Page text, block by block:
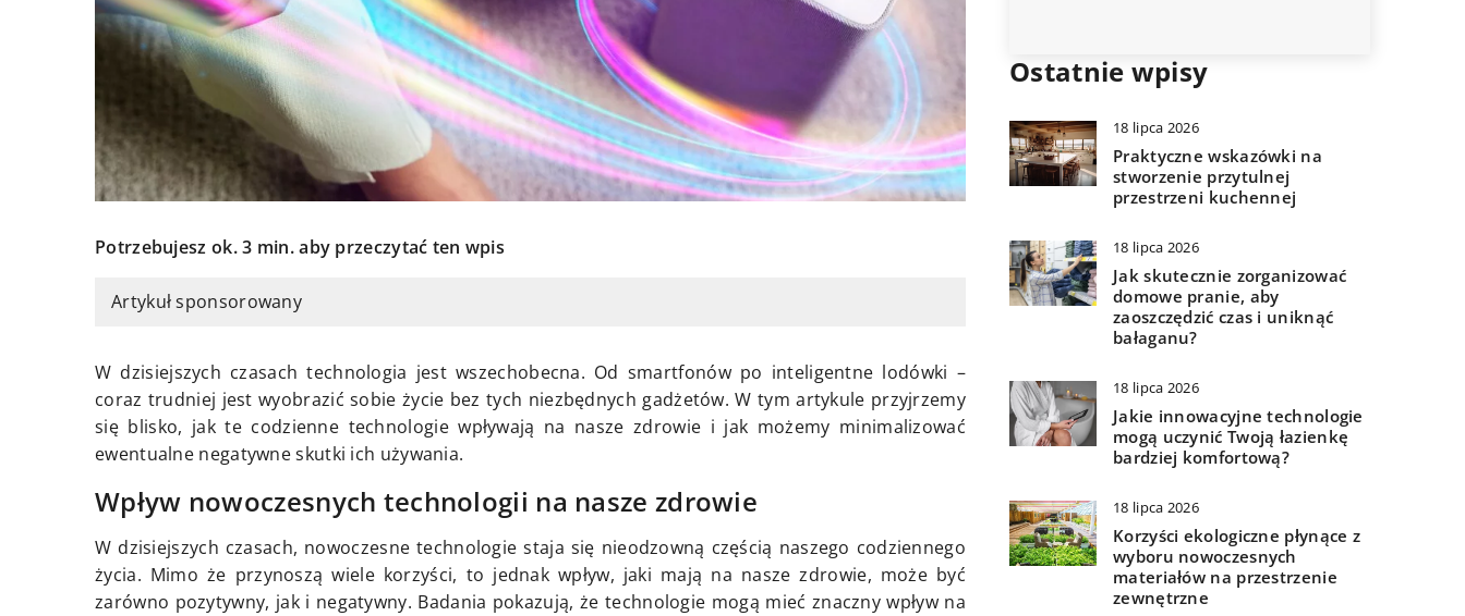
Potrzebujesz ok. 3 min. aby przeczytać ten wpis
Artykuł sponsorowany
W dzisiejszych czasach technologia jest wszechobecna. Od smartfonów po inteligentne lodówki –
coraz trudniej jest wyobrazić sobie życie bez tych niezbędnych gadżetów. W tym artykule przyjrzemy
się blisko, jak te codzienne technologie wpływają na nasze zdrowie i jak możemy minimalizować
ewentualne negatywne skutki ich używania.
Wpływ nowoczesnych technologii na nasze zdrowie
W dzisiejszych czasach, nowoczesne technologie staja się nieodzowną częścią naszego codziennego
życia. Mimo że przynoszą wiele korzyści, to jednak wpływ, jaki mają na nasze zdrowie, może być
zarówno pozytywny, jak i negatywny. Badania pokazują, że technologie mogą mieć znaczny wpływ na
mieszkańców.
Ostatnie wpisy
18 lipca 2026
Praktyczne wskazówki na
stworzenie przytulnej
przestrzeni kuchennej
18 lipca 2026
Jak skutecznie zorganizować
domowe pranie, aby
zaoszczędzić czas i uniknąć
bałaganu?
18 lipca 2026
Jakie innowacyjne technologie
mogą uczynić Twoją łazienkę
bardziej komfortową?
18 lipca 2026
Korzyści ekologiczne płynące z
wyboru nowoczesnych
materiałów na przestrzenie
zewnętrzne